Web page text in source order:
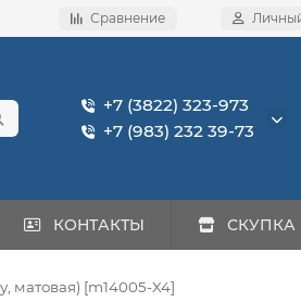
Сравнение
+7 (3822) 323-973
+7 (983) 232 39-73
КОНТАКТЫ СКУПКА
матовая) [m14005-X4]